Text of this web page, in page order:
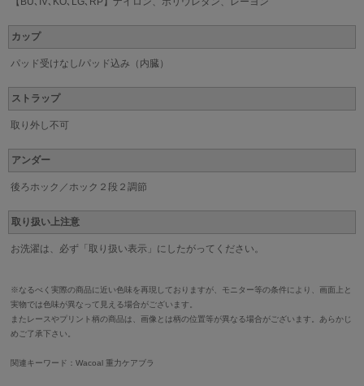
カップ
パッド受けなし/パッド込み（内臓）
ストラップ
取り外し不可
アンダー
後ろホック／ホック２段２調節
取り扱い上注意
お洗濯は、必ず「取り扱い表示」にしたがってください。
※なるべく実際の商品に近い色味を再現しておりますが、モニター等の条件により、画面上と
実物では色味が異なって見える場合がございます。
またレースやプリント柄の商品は、画像とは柄の位置等が異なる場合がございます。あらかじ
めご了承下さい。
関連キーワード：Wacoal 重力ケアブラ